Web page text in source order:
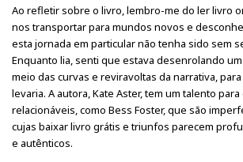
Ao refletir sobre o livro, lembro-me do ler livro
nos transportar para mundos novos e
esta jornada em particular não tenha sido sem
Enquanto lia, senti que estava desenrolando
meio das curvas e reviravoltas da narrativa,
levaria. A autora, Kate Aster, tem um talento
relacionáveis, como Bess Foster, que são
cujas baixar livro grátis e triunfos parecem
e autênticos.